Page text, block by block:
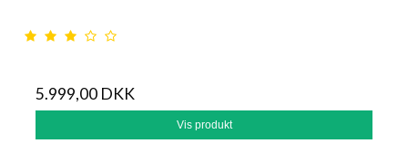
5.999,00 DKK
Vis produkt